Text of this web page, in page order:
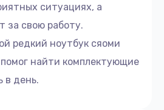
ситуациях, а
за свою работу.
редкий ноутбук сяоми
найти комплектующие
в день.